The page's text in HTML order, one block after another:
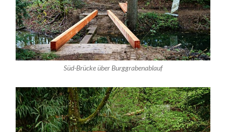
Süd-Brücke über Burggrabenablauf